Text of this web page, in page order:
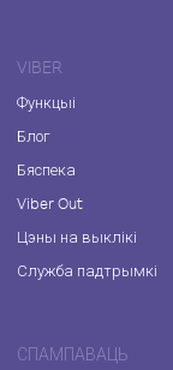
VIBER
Функцыі
Блог
Бяспека
Viber Out
Цэны на выклікі
Служба падтрымкі
СПАМПАВАЦЬ